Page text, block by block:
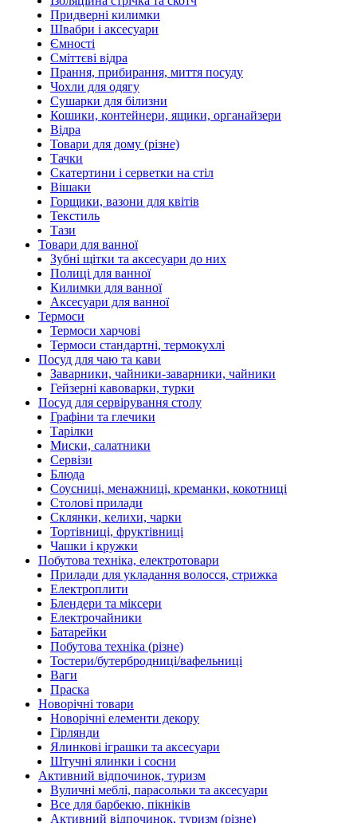
Придверні килимки
Швабри і аксесуари
Ємності
Сміттєві відра
Прання, прибирання, миття посуду
Чохли для одягу
Сушарки для білизни
Кошики, контейнери, ящики, органайзери
Відра
Товари для дому (різне)
Тачки
Скатертини і серветки на стіл
Вішаки
Горщики, вазони для квітів
Текстиль
Тази
Товари для ванної
Зубні щітки та аксесуари до них
Полиці для ванної
Килимки для ванної
Аксесуари для ванної
Термоси
Термоси харчові
Термоси стандартні, термокухлі
Посуд для чаю та кави
Заварники, чайники-заварники, чайники
Гейзерні кавоварки, турки
Посуд для сервірування столу
Графіни та глечики
Тарілки
Миски, салатники
Сервізи
Блюда
Соусниці, менажниці, креманки, кокотниці
Столові прилади
Склянки, келихи, чарки
Тортівниці, фруктівниці
Чашки і кружки
Побутова техніка, електротовари
Прилади для укладання волосся, стрижка
Електроплити
Блендери та міксери
Електрочайники
Батарейки
Побутова техніка (різне)
Тостери/бутербродниці/вафельниці
Ваги
Праска
Новорічні товари
Новорічні елементи декору
Гірлянди
Ялинкові іграшки та аксесуари
Штучні ялинки і сосни
Активний відпочинок, туризм
Вуличні меблі, парасольки та аксесуари
Все для барбекю, пікніків
Активний відпочинок, туризм (різне)